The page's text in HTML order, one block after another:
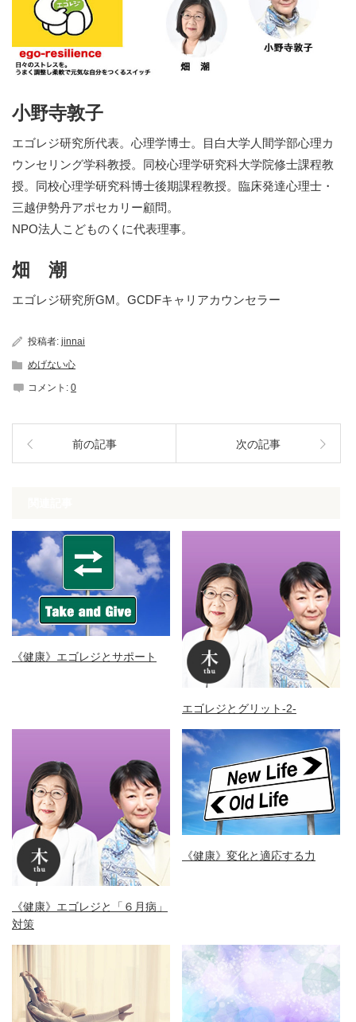
小野寺敦子
エゴレジ研究所代表。心理学博士。目白大学人間学部心理カ
ウンセリング学科教授。同校心理学研究科大学院修士課程教
授。同校心理学研究科博士後期課程教授。臨床発達心理士・
三越伊勢丹アポセカリー顧問。
NPO法人こどものくに代表理事。
畑 潮
エゴレジ研究所GM。GCDFキャリアカウンセラー
投稿者: jinnai
めげない心
コメント: 0
前の記事 次の記事
《健康》エゴレジとサポート
エゴレジとグリット-2-
《健康》エゴレジと「６月病」
対策
《健康》変化と適応する力